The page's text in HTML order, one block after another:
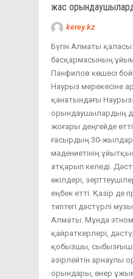
жас
kerey.kz
Бүгін Алматы қаласы
басқармасының
Панфилов көшесі
Наурыз мерекесіне
қанатындағы
орындаушылардың
жоғары деңгейде
ғасырдың 30-
мәдениетінің
атқарып келеді.
өкілдері,
еңбек етті. Қазір де
типтегі дәстүрлі
Алматы. Мұнда
қайраткерлері,
қобызшы,
әзірлейтін арнаулы
орындары, өнер